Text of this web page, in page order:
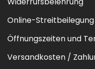
Online-Streitbeilegung
Öffnungszeiten und
Versandkosten /